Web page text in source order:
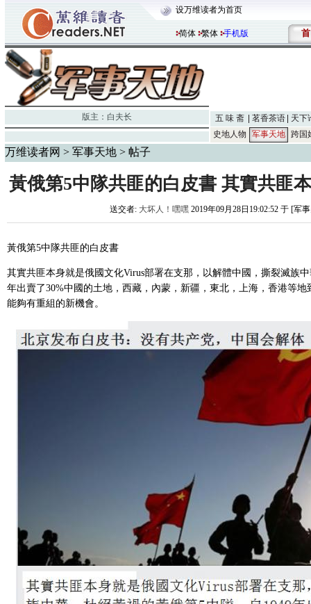
设万维读者为首页
简体 繁体 手机版 首
版主： 白夫长 五 味 斋 茗香茶语
天下
史地人物
军事天地 跨国
万维读者网 > 军事天地 > 帖子
黃俄第5中隊共匪的白皮書 其實共匪
送交者: 大坏人！嘿嘿2019年09月28日19:02:52 于 [军
黃俄第5中隊共匪的白皮書
其實共匪本身就是俄國文化Virus部署在支那，以解體中國，撕裂滅族
年出賣了30%中國的土地，西藏，內蒙，新疆，東北，上海，香港等
能夠有重組的新機會。